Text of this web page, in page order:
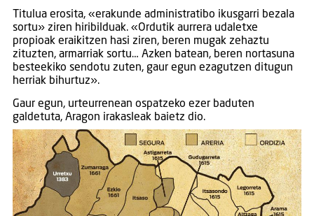
Titulua erosita, «erakunde administratibo ikusgarri bezala
sortu» ziren hiribilduak. «Ordutik aurrera udaletxe
propioak eraikitzen hasi ziren, beren mugak zehaztu
zituzten, armarriak sortu… Azken batean, beren nortasuna
besteekiko sendotu zuten, gaur egun ezagutzen ditugun
herriak bihurtuz».
Gaur egun, urteurrenean ospatzeko ezer baduten
galdetuta, Aragon irakasleak baietz dio.